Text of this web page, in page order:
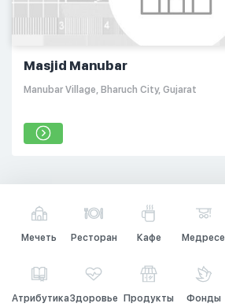
Masjid Manubar
Manubar Village, Bharuch City, Gujarat
Мечеть Ресторан Кафе Медресе
АтрибутикаЗдоровье Продукты Фонды